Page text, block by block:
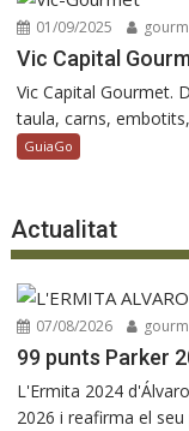
01/09/2025
Vic Capital
Vic Capital Gourmet.
taula, carns,
GuiaGo
Actualitat
07/08/2026
99 punts Parker
L'Ermita 2024
2026 i reafirma el